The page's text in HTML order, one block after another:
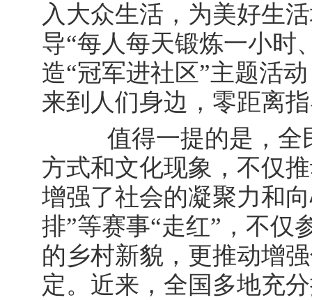
入大众生活，为美好生
导“每人每天锻炼一小时
造“冠军进社区”主题活
来到人们身边，零距离
值得一提的是，全
方式和文化现象，不仅
增强了社会的凝聚力和
排”等赛事“走红”，不仅
的乡村新貌，更推动增
定。近来，全国多地充